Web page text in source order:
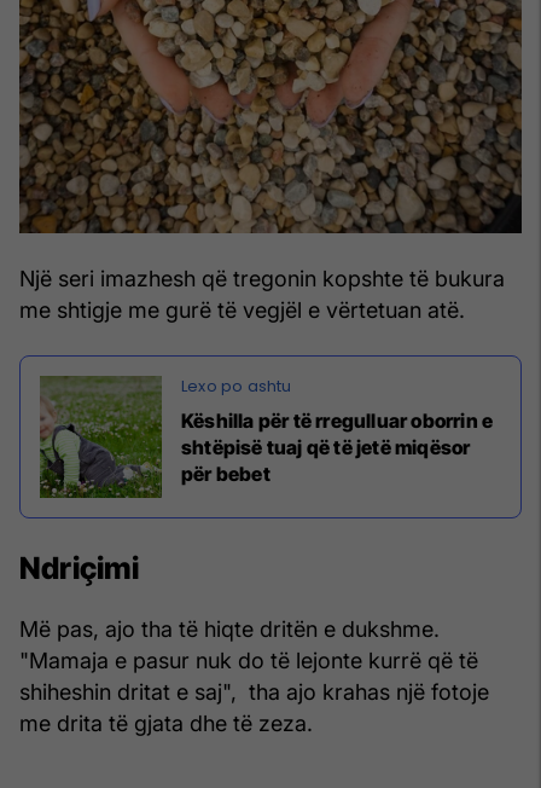
Një seri imazhesh që tregonin kopshte të bukura
me shtigje me gurë të vegjël e vërtetuan atë.
Këshilla për të rregulluar oborrin e
shtëpisë tuaj që të jetë miqësor
për bebet
Ndriçimi
Më pas, ajo tha të hiqte dritën e dukshme.
"Mamaja e pasur nuk do të lejonte kurrë që të
shiheshin dritat e saj", tha ajo krahas një fotoje
me drita të gjata dhe të zeza.